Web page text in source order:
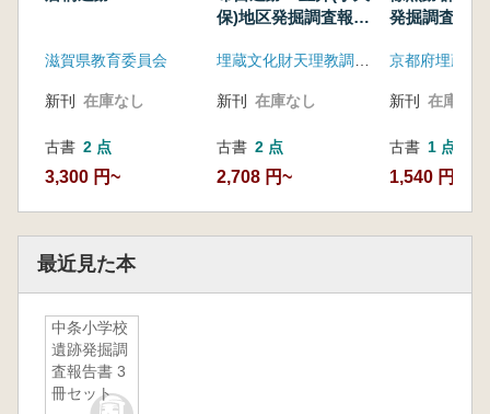
滋賀県教育委員会
新刊 在庫なし
古書 2 点
3,300 円~
保)地区発掘調査報告
新刊 在庫なし
古書 2 点
2,708 円~
発掘調査概要
新刊 在庫なし
古書 1 点
1,540 円
最近見た本
中条小学校
遺跡発掘調
査報告書 3
冊セット